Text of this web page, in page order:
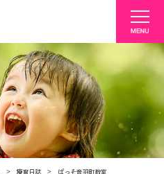
療育日誌
ぱっそ音羽町教室